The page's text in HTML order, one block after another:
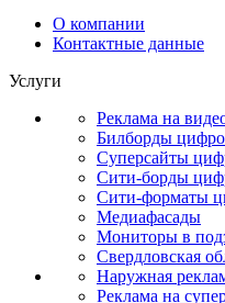
О компании
Контактные данные
Услуги
Реклама на
Билборды
Суперсайты
Сити-борды
Сити-форматы
Медиафасады
Мониторы в
Свердловская
Наружная
Реклама на